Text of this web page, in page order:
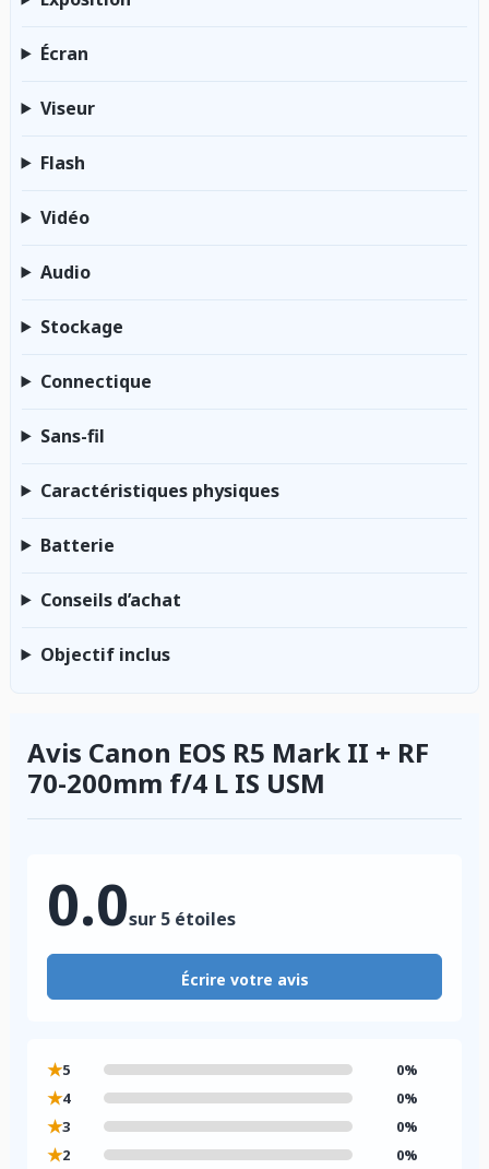
Écran
Viseur
Flash
Vidéo
Audio
Stockage
Connectique
Sans-fil
Caractéristiques physiques
Batterie
Conseils d’achat
Objectif inclus
Avis Canon EOS R5 Mark II + RF
70-200mm f/4 L IS USM
0.0sur 5 étoiles
Écrire votre avis
★5 0%
★4 0%
★3 0%
★2 0%